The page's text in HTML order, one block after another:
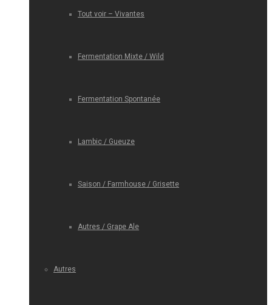
Tout voir – Vivantes
Fermentation Mixte / Wild
Fermentation Spontanée
Lambic / Gueuze
Saison / Farmhouse / Grisette
Autres / Grape Ale
Autres